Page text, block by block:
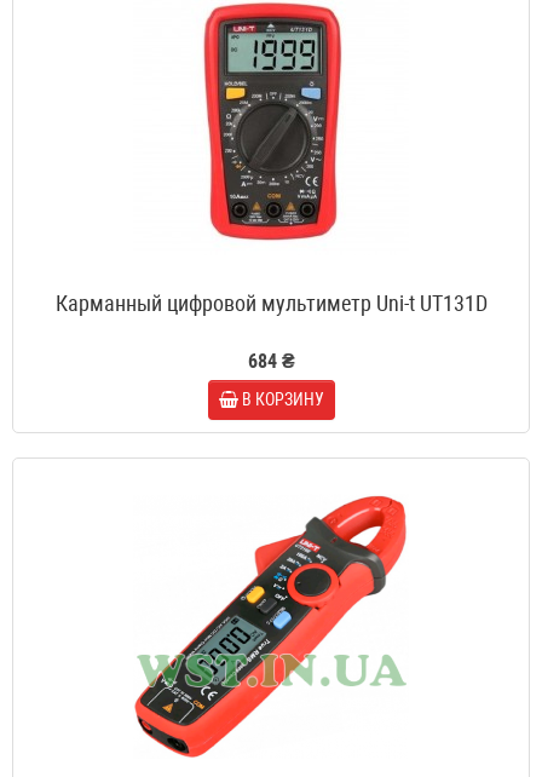
Карманный цифровой мультиметр Uni-t UT131D
684 ₴
В КОРЗИНУ